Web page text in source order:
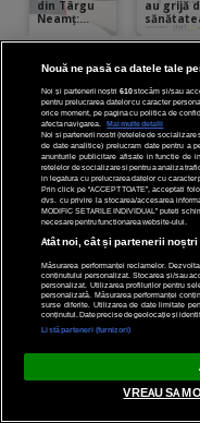
Recomandat pentru
Nouă ne pasă ca datele tale
Noi și partenerii noștri 610stocăm și/sau
pentru prelucrarea datelor cu caracter
orice moment, pe pagina cu politica de
afecta navigarea.
Mai multe detalii
Noi si partenerii nostri (retelele de
de date analitice) prelucram date pentru a
anunturile publicitare afisate in functie de
retelelor de socializare si pentru a analiza
in legatura cu prelucrarea datelor cu
Prin click pe “ACCEPT TOATE”, acceptati
dvs. cu privire la stocarea/accesarea
MODIFIC SETARILE INDIVIDUAL” puteti
necesare pentru functionarea website-ului.
Atât noi, cât și partenerii
Măsurarea performanței reclamelor.
conținutului personalizat. Stocarea și/sau
personalizat. Utilizarea profilurilor pentru
personalizată. Măsurarea performanței
surse diferite. Utilizarea de date limitate
conținutul. Date precise de geolocație și
Listă parteneri (furnizori)
VREAU SA